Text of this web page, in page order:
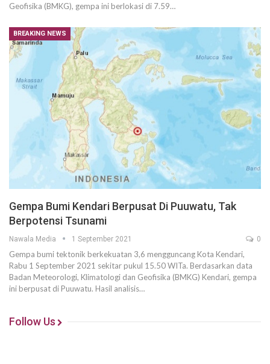
Geofisika (BMKG), gempa ini berlokasi di 7.59…
BREAKING NEWS
Gempa Bumi Kendari Berpusat Di Puuwatu, Tak
Berpotensi Tsunami
Nawala Media 1 September 2021 0
Gempa bumi tektonik berkekuatan 3,6 mengguncang Kota Kendari,
Rabu 1 September 2021 sekitar pukul 15.50 WITa. Berdasarkan data
Badan Meteorologi, Klimatologi dan Geofisika (BMKG) Kendari, gempa
ini berpusat di Puuwatu. Hasil analisis…
Follow Us